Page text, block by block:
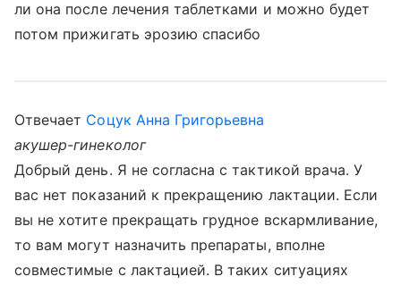
ли она после лечения таблетками и можно будет
потом прижигать эрозию спасибо
Отвечает Соцук Анна Григорьевна
акушер-гинеколог
Добрый день. Я не согласна с тактикой врача. У
вас нет показаний к прекращению лактации. Если
вы не хотите прекращать грудное вскармливание,
то вам могут назначить препараты, вполне
совместимые с лактацией. В таких ситуациях